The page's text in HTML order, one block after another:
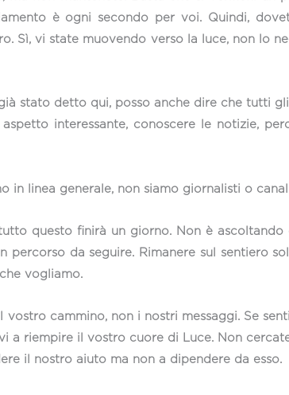
è ogni secondo per voi. Quindi,
Sì, vi state muovendo verso la luce, non lo
stato detto qui, posso anche dire che tutti
interessante, conoscere le notizie,
linea generale, non siamo giornalisti o
questo finirà un giorno. Non è
da seguire. Rimanere sul sentiero
vogliamo.
cammino, non i nostri messaggi. Se
riempire il vostro cuore di Luce. Non
il nostro aiuto ma non a dipendere da esso.